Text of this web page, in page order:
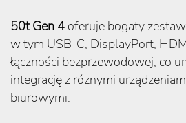
50t Gen 4 oferuje bogaty
w tym USB-C, DisplayPort,
łączności bezprzewodowej, co
integrację z różnymi
biurowymi.